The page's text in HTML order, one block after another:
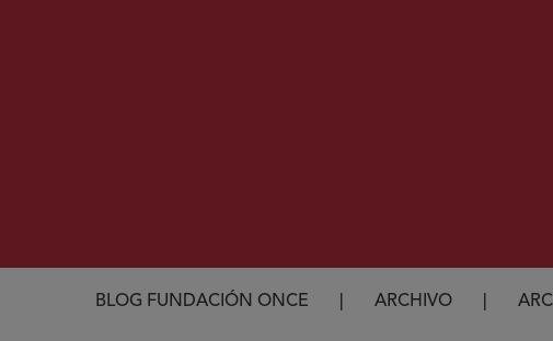
Ruta de navegación
BLOG FUNDACIÓN ONCE ARCHIVO